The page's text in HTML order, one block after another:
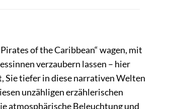
of the Caribbean“ wagen, mit
verzaubern lassen – hier
Sie tiefer in diese narrativen Welten
unzähligen erzählerischen
atmosphärische Beleuchtung und